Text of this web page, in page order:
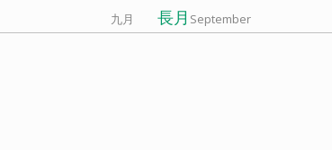
九月 長月 September